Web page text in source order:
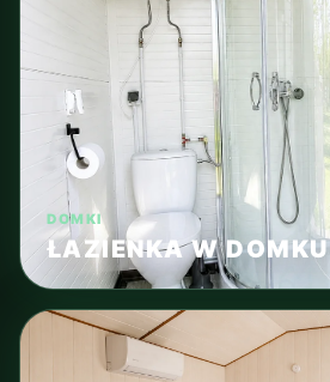
DOMKI
ŁAZIENKA W DOMKU